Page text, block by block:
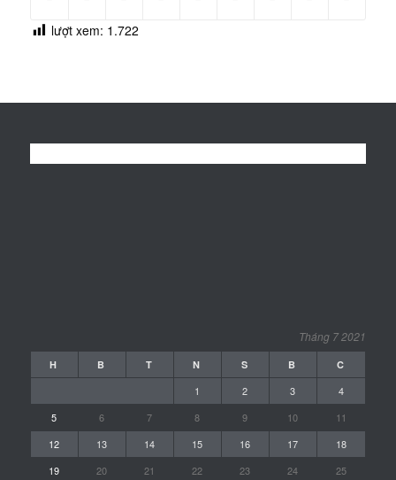
lượt xem: 1.722
Tháng 7 2021
H B T N S B C
1 2 3
4
5
6 7 8 9 10
11
12
13 14 15 16 17
18
19
20 21 22 23 24 25